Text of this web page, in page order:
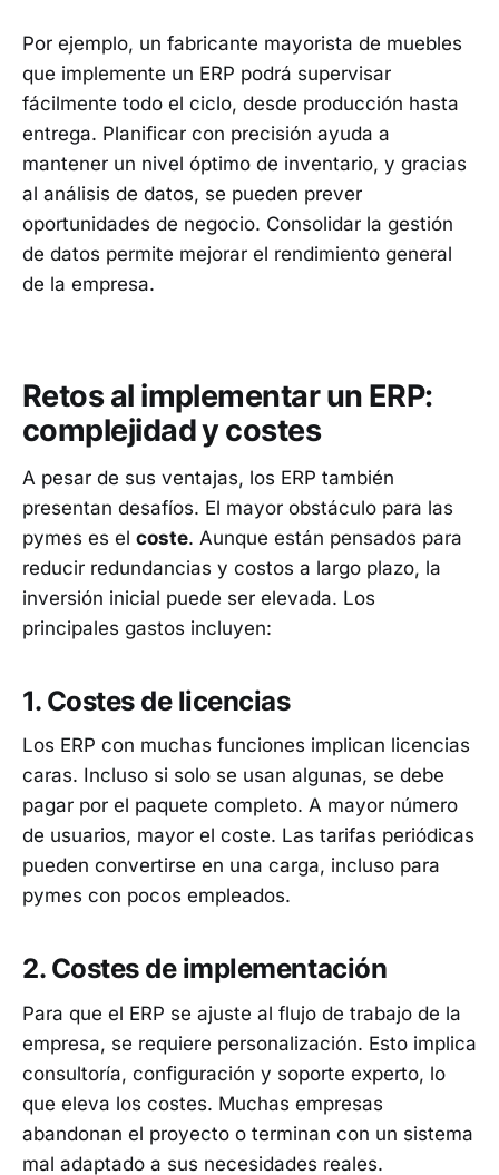
Por ejemplo, un fabricante mayorista de muebles
que implemente un ERP podrá supervisar
fácilmente todo el ciclo, desde producción hasta
entrega. Planificar con precisión ayuda a
mantener un nivel óptimo de inventario, y gracias
al análisis de datos, se pueden prever
oportunidades de negocio. Consolidar la gestión
de datos permite mejorar el rendimiento general
de la empresa.
Retos al implementar un ERP:
complejidad y costes
A pesar de sus ventajas, los ERP también
presentan desafíos. El mayor obstáculo para las
pymes es el coste. Aunque están pensados para
reducir redundancias y costos a largo plazo, la
inversión inicial puede ser elevada. Los
principales gastos incluyen:
1. Costes de licencias
Los ERP con muchas funciones implican licencias
caras. Incluso si solo se usan algunas, se debe
pagar por el paquete completo. A mayor número
de usuarios, mayor el coste. Las tarifas periódicas
pueden convertirse en una carga, incluso para
pymes con pocos empleados.
2. Costes de implementación
Para que el ERP se ajuste al flujo de trabajo de la
empresa, se requiere personalización. Esto implica
consultoría, configuración y soporte experto, lo
que eleva los costes. Muchas empresas
abandonan el proyecto o terminan con un sistema
mal adaptado a sus necesidades reales.